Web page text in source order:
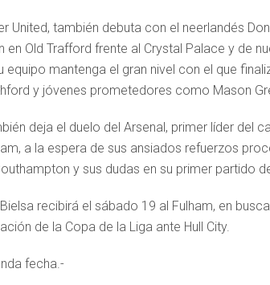
United, también debuta con el neerlandés
en Old Trafford frente al Crystal Palace y de
equipo mantenga el gran nivel con el que
y jóvenes prometedores como Mason
deja el duelo del Arsenal, primer líder del
a la espera de sus ansiados refuerzos
y sus dudas en su primer partido
recibirá el sábado 19 al Fulham, en
de la Copa de la Liga ante Hull City.
fecha.-